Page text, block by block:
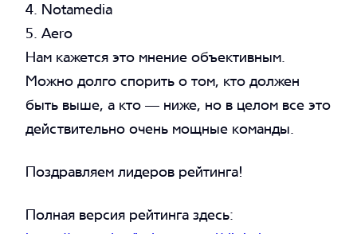
4. Notamedia
5. Aero
Нам кажется это мнение объективным.
Можно долго спорить о том, кто должен
быть выше, а кто — ниже, но в целом все это
действительно очень мощные команды.
Поздравляем лидеров рейтинга!
Полная версия рейтинга здесь: